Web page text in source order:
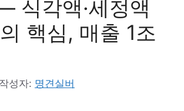
식각액·세정액
핵심, 매출 1조
작성자: 명견실버